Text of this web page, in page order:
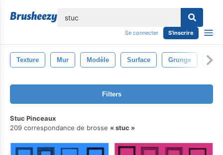
Se connecter S'inscrire
Texture Mur Modèle Surface Grunge
Filters
Stuc Pinceaux
209 correspondance de brosse
stuc